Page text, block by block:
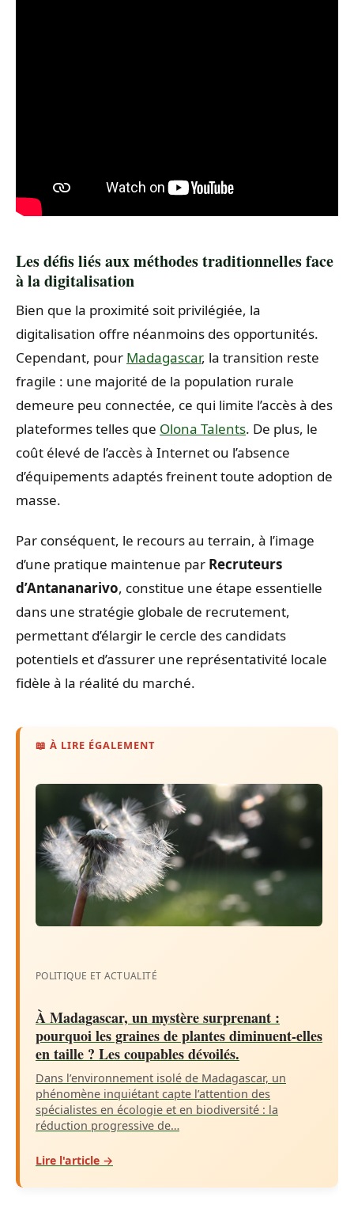
Les défis liés aux méthodes traditionnelles face
à la digitalisation
Bien que la proximité soit privilégiée, la
digitalisation offre néanmoins des opportunités.
Cependant, pour Madagascar, la transition reste
fragile : une majorité de la population rurale
demeure peu connectée, ce qui limite l’accès à des
plateformes telles que Olona Talents. De plus, le
coût élevé de l’accès à Internet ou l’absence
d’équipements adaptés freinent toute adoption de
masse.
Par conséquent, le recours au terrain, à l’image
d’une pratique maintenue par Recruteurs
d’Antananarivo, constitue une étape essentielle
dans une stratégie globale de recrutement,
permettant d’élargir le cercle des candidats
potentiels et d’assurer une représentativité locale
fidèle à la réalité du marché.
📖 À LIRE ÉGALEMENT
POLITIQUE ET ACTUALITÉ
À Madagascar, un mystère surprenant :
pourquoi les graines de plantes diminuent-elles
en taille ? Les coupables dévoilés.
Dans l’environnement isolé de Madagascar, un
phénomène inquiétant capte l’attention des
spécialistes en écologie et en biodiversité : la
réduction progressive de…
Lire l'article →